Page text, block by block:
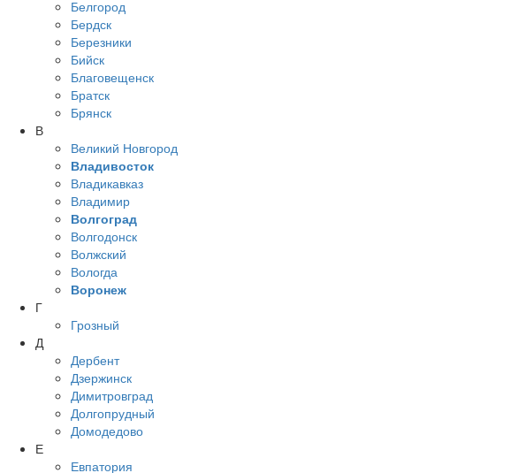
Белгород
Бердск
Березники
Бийск
Благовещенск
Братск
Брянск
В
Великий Новгород
Владивосток
Владикавказ
Владимир
Волгоград
Волгодонск
Волжский
Вологда
Воронеж
Г
Грозный
Д
Дербент
Дзержинск
Димитровград
Долгопрудный
Домодедово
Е
Евпатория